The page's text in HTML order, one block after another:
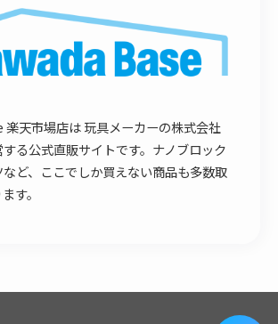
天市場店は 玩具メーカーの株式会社
る公式直販サイトです。ナノブロック
ど、ここでしか買えない商品も多数取
す。